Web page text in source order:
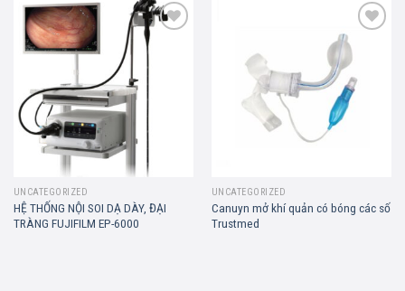
UNCATEGORIZED
HỆ THỐNG NỘI SOI DẠ DÀY, ĐẠI
TRÀNG FUJIFILM EP-6000
UNCATEGORIZED
Canuyn mở khí quản có bóng các số
Trustmed